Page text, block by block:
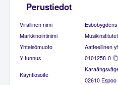
Perustiedot
Virallinen nimi
Markkinointinimi
Yhteisömuoto
Aatteellinen
Y-tunnus
0101258-0
Käyntiosoite
02610 Espoo